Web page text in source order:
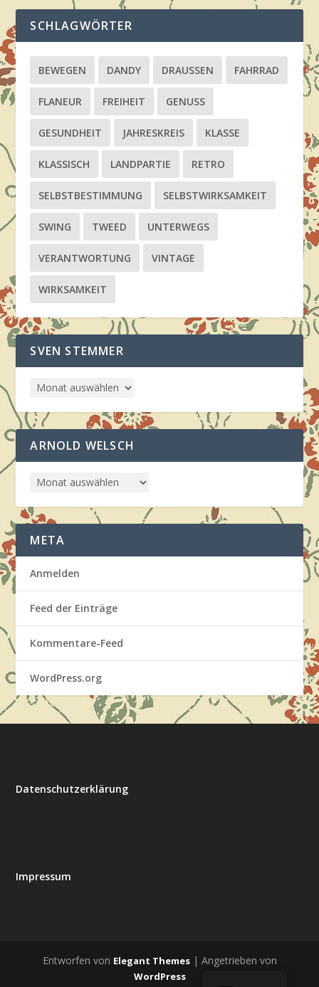
SCHLAGWÖRTER
BEWEGEN DANDY DRAUSSEN FAHRRAD
FLANEUR FREIHEIT GENUSS
GESUNDHEIT JAHRESKREIS KLASSE
KLASSISCH LANDPARTIE RETRO
SELBSTBESTIMMUNG SELBSTWIRKSAMKEIT
SWING TWEED UNTERWEGS
VERANTWORTUNG VINTAGE
WIRKSAMKEIT
SVEN STEMMER
ARNOLD WELSCH
META
Anmelden
Feed der Einträge
Kommentare-Feed
WordPress.org
Datenschutzerklärung
Impressum
Entworfen von Elegant Themes| Angetrieben von
WordPress